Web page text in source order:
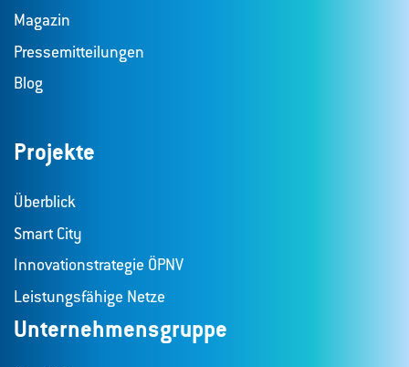
Magazin
Pressemitteilungen
Blog
Projekte
Überblick
Smart City
Innovationstrategie ÖPNV
Leistungsfähige Netze
Unternehmensgruppe